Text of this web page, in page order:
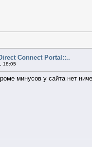
Connect Portal::..
18:05
минусов у сайта нет